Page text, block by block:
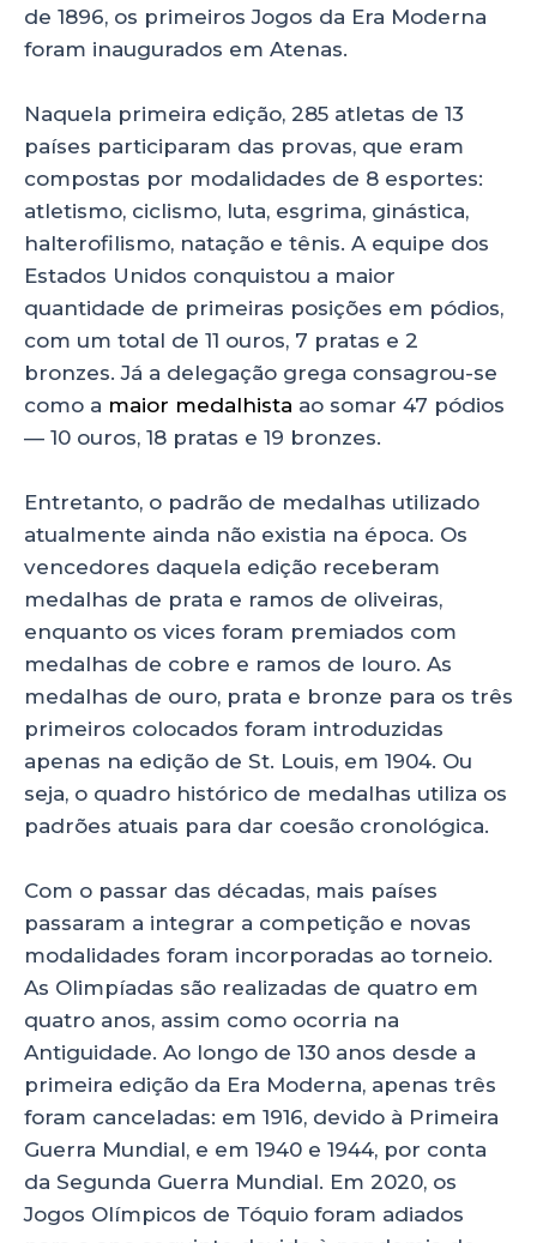
de 1896, os primeiros Jogos da Era Moderna
foram inaugurados em Atenas.
Naquela primeira edição, 285 atletas de 13
países participaram das provas, que eram
compostas por modalidades de 8 esportes:
atletismo, ciclismo, luta, esgrima, ginástica,
halterofilismo, natação e tênis. A equipe dos
Estados Unidos conquistou a maior
quantidade de primeiras posições em pódios,
com um total de 11 ouros, 7 pratas e 2
bronzes. Já a delegação grega consagrou-se
como a maior medalhista ao somar 47 pódios
— 10 ouros, 18 pratas e 19 bronzes.
Entretanto, o padrão de medalhas utilizado
atualmente ainda não existia na época. Os
vencedores daquela edição receberam
medalhas de prata e ramos de oliveiras,
enquanto os vices foram premiados com
medalhas de cobre e ramos de louro. As
medalhas de ouro, prata e bronze para os três
primeiros colocados foram introduzidas
apenas na edição de St. Louis, em 1904. Ou
seja, o quadro histórico de medalhas utiliza os
padrões atuais para dar coesão cronológica.
Com o passar das décadas, mais países
passaram a integrar a competição e novas
modalidades foram incorporadas ao torneio.
As Olimpíadas são realizadas de quatro em
quatro anos, assim como ocorria na
Antiguidade. Ao longo de 130 anos desde a
primeira edição da Era Moderna, apenas três
foram canceladas: em 1916, devido à Primeira
Guerra Mundial, e em 1940 e 1944, por conta
da Segunda Guerra Mundial. Em 2020, os
Jogos Olímpicos de Tóquio foram adiados